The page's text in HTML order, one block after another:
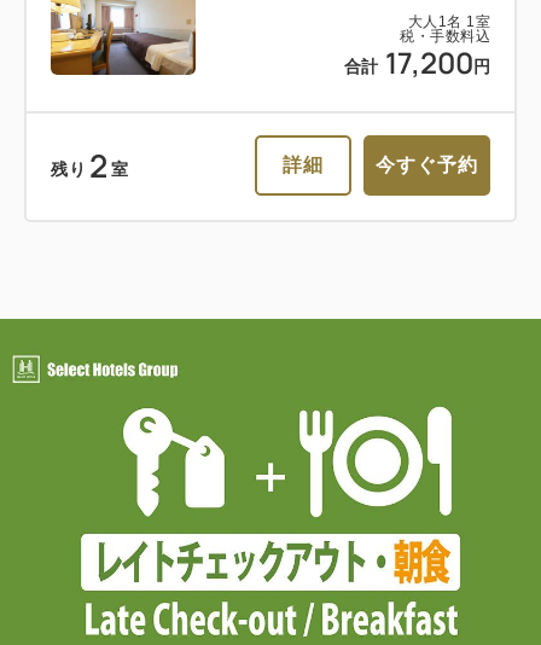
大人 1名 1室
税・手数料込
合計 17,200 円
残り 2 室 詳細 今すぐ予約